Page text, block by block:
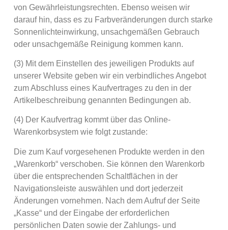
von Gewährleistungsrechten. Ebenso weisen wir
darauf hin, dass es zu Farbveränderungen durch starke
Sonnenlichteinwirkung, unsachgemäßen Gebrauch
oder unsachgemäße Reinigung kommen kann.
(3) Mit dem Einstellen des jeweiligen Produkts auf
unserer Website geben wir ein verbindliches Angebot
zum Abschluss eines Kaufvertrages zu den in der
Artikelbeschreibung genannten Bedingungen ab.
(4) Der Kaufvertrag kommt über das Online-
Warenkorbsystem wie folgt zustande:
Die zum Kauf vorgesehenen Produkte werden in den
„Warenkorb“ verschoben. Sie können den Warenkorb
über die entsprechenden Schaltflächen in der
Navigationsleiste auswählen und dort jederzeit
Änderungen vornehmen. Nach dem Aufruf der Seite
„Kasse“ und der Eingabe der erforderlichen
persönlichen Daten sowie der Zahlungs- und